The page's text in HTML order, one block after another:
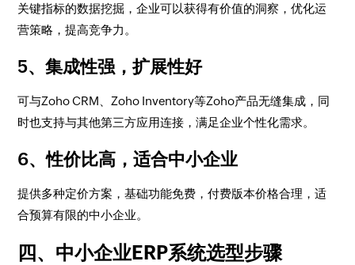
关键指标的数据挖掘，企业可以获得有价值的洞察，优化运
营策略，提高竞争力。
5、集成性强，扩展性好
可与Zoho CRM、Zoho Inventory等Zoho产品无缝集成，同
时也支持与其他第三方应用连接，满足企业个性化需求。
6、性价比高，适合中小企业
提供多种定价方案，基础功能免费，付费版本价格合理，适
合预算有限的中小企业。
四、中小企业ERP系统选型步骤